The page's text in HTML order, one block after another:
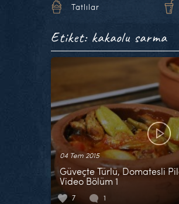
Tatlılar
Etiket: kakaolu sarma
04 Tem 2015
Güveçte Türlü, Domatesli
Video Bölüm 1
7 1